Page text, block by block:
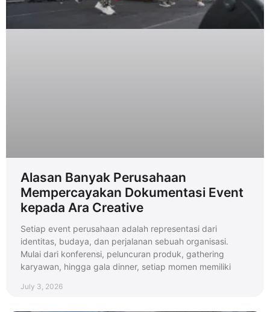
Alasan Banyak Perusahaan
Mempercayakan Dokumentasi Event
kepada Ara Creative
Setiap event perusahaan adalah representasi dari
identitas, budaya, dan perjalanan sebuah organisasi.
Mulai dari konferensi, peluncuran produk, gathering
karyawan, hingga gala dinner, setiap momen memiliki
July 3, 2026